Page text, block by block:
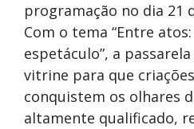
programação no dia 21
Com o tema “Entre
espetáculo”, a
vitrine para que
conquistem os olhares
altamente qualificado,